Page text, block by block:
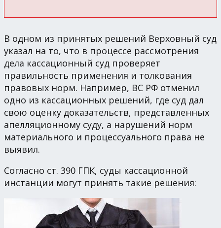
В одном из принятых решений Верховный суд
указал на то, что в процессе рассмотрения
дела кассационный суд проверяет
правильность применения и толкования
правовых норм. Например, ВС РФ отменил
одно из кассационных решений, где суд дал
свою оценку доказательств, представленных
апелляционному суду, а нарушений норм
материального и процессуального права не
выявил.
Согласно ст. 390 ГПК, суды кассационной
инстанции могут принять такие решения: